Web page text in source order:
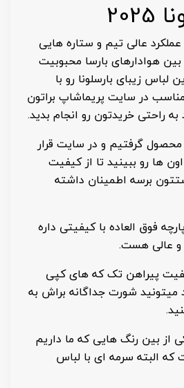
بارسلونا 2025 با عملکرد عالی تیم و ستاره هایی
هوادارهای بارسا محبوبیت
لباس زیبای بارسلونا رو با
در سایت پریماشاپ براتون
به راحتی خریدتون رو انجام بدید.
گرفتیم و در سایت قرار
ها رو ببینید تا از کیفیت
برسه اطمینان داشته
لباس بارسلونا 24/25 پارچه فوق العاده با کیفیتی داره
و عالی هست.
پیراهن تک که های کپی
شورت جداگانه براش به
بین رنگ هایی که ما داریم
البته سرمه ای با لباس